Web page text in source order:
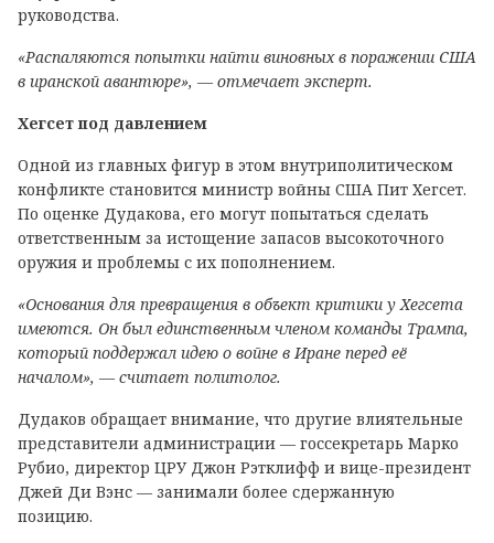
руководства.
«Распаляются попытки найти виновных в поражении США
в иранской авантюре», — отмечает эксперт.
Хегсет под давлением
Одной из главных фигур в этом внутриполитическом
конфликте становится министр войны США Пит Хегсет.
По оценке Дудакова, его могут попытаться сделать
ответственным за истощение запасов высокоточного
оружия и проблемы с их пополнением.
«Основания для превращения в объект критики у Хегсета
имеются. Он был единственным членом команды Трампа,
который поддержал идею о войне в Иране перед её
началом», — считает политолог.
Дудаков обращает внимание, что другие влиятельные
представители администрации — госсекретарь Марко
Рубио, директор ЦРУ Джон Рэтклифф и вице-президент
Джей Ди Вэнс — занимали более сдержанную
позицию.